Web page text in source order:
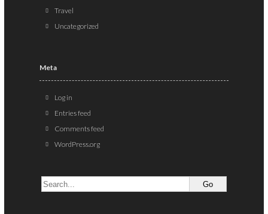
Travel
Uncategorized
Meta
Log in
Entries feed
Comments feed
WordPress.org